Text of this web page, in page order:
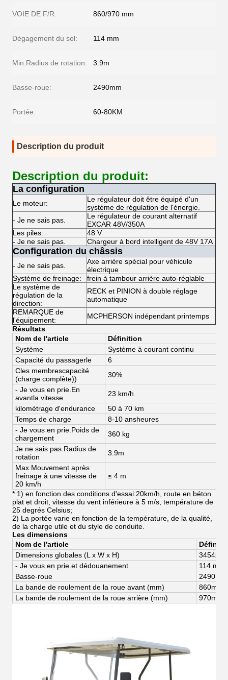
VOIE DE F/R: 860/970 mm
Dégagement du sol: 114 mm
Min.Radius de rotation: 3.9m
Basse-roue: 2490mm
Portée: 60-80KM
Description du produit
Description du produit:
La configuration
Le moteur:
Le régulateur doit être équipé d'un
système de régulation de l'énergie.
- Je ne sais pas.
Le régulateur de courant alternatif
EXCAR 48V/350A
Les piles:
48 V
- Je ne sais pas.
Chargeur à bord intelligent de 48V 17A
Configuration du châssis
- Je ne sais pas.
Axe arrière spécial pour véhicule
électrique
Système de freinage:
frein à tambour arrière auto-réglable
Le système de
régulation de la
direction:
RECK et PINION à double réglage
automatique
REMARQUE de
l'équipement:
MCPHERSON indépendant printemps
Résultats
Nom de l'article
Définition
Système
Système à courant continu
Capacité du passagerle 6
Cles membrescapacité
(charge complète)) 30%
- Je vous en prie. En
avantla vitesse 23 km/h
kilométrage d'endurance
50 à 70 km
Temps de charge
8-10 ansheures
- Je vous en prie. Poids de
chargement
360 kg
Je ne sais pas. Radius de
rotation
3.9m
Max.Mouvement après
freinage à une vitesse de
20 km/h
≤ 4 m
* 1) en fonction des conditions d'essai:20km/h, route en béton
plat et droit, vitesse du vent inférieure à 5 m/s, température de
25 degrés Celsius;
2) La portée varie en fonction de la température, de la qualité,
de la charge utile et du style de conduite.
Les dimensions
Nom de l'article
Dimensions globales (L x W x H) 3454x
- Je vous en prie. et dédouanement
114 mm
Basse-roue
2490
La bande de roulement de la roue avant (mm)
860mm
La bande de roulement de la roue arrière (mm)
970mm